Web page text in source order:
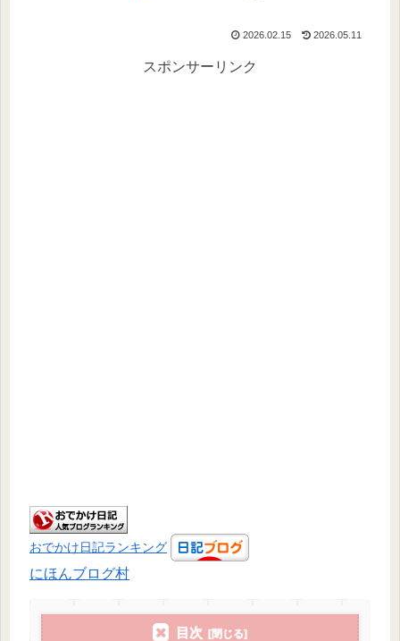
2026.02.15 2026.05.11
スポンサーリンク
おでかけ日記ランキング
にほんブログ村
目次